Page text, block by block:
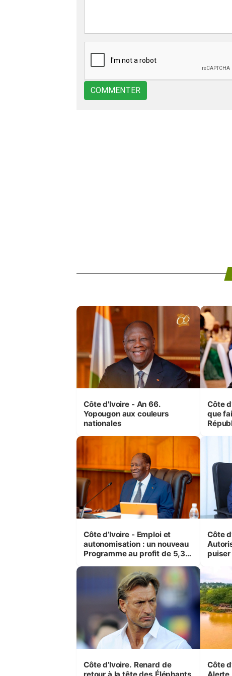
COMMENTER
Côte d'Ivoire - An 66.
Yopougon aux couleurs
nationales
Côte
que
(Cne
Côte d’Ivoire - Emploi et
autonomisation : un nouveau
Programme au profit de 5,3
Côte
puiser
Côte d’Ivoire. Renard de
retour à la tête des Éléphants
Côte
Alerte